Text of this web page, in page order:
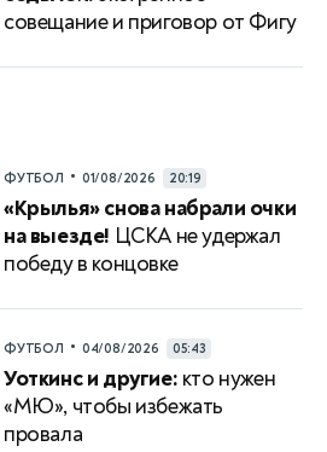
совещание и приговор от Фигу
ФУТБОЛ • 01/08/2026 20:19
«Крылья» снова набрали очки
на выезде! ЦСКА не удержал
победу в концовке
ФУТБОЛ • 04/08/2026 05:43
Уоткинс и другие: кто нужен
«МЮ», чтобы избежать
провала